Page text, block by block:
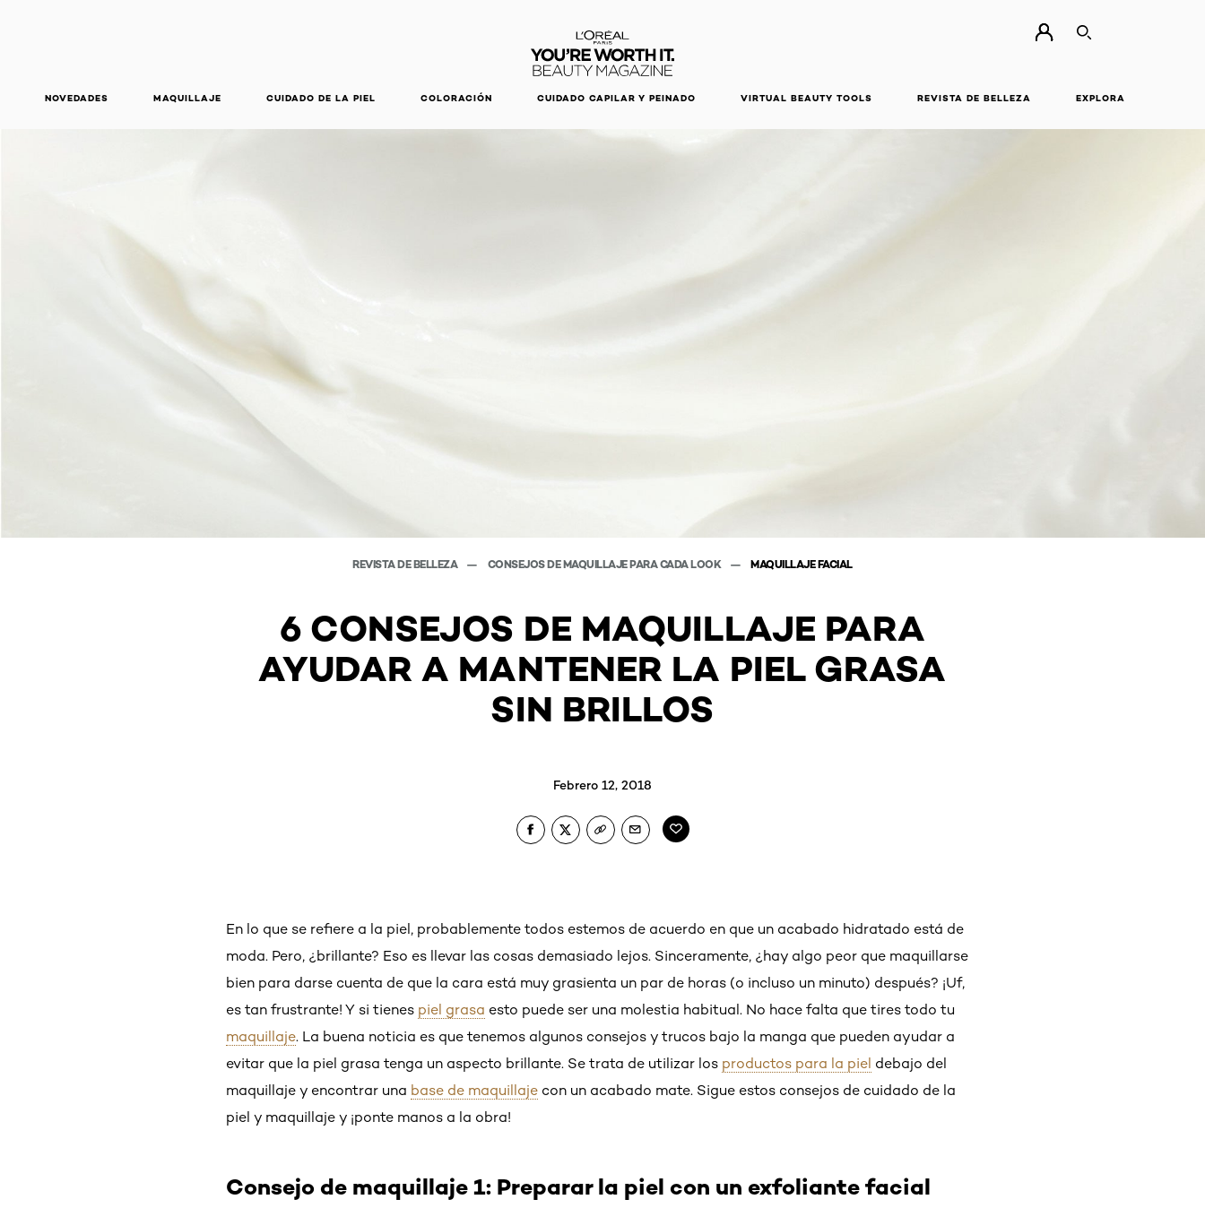
BUSCAR
NOVEDADES MAQUILLAJE CUIDADO DE LA PIEL COLORACIÓN CUIDADO CAPILAR Y PEINADO VIRTUAL BEAUTY TOOLS REVISTA DE BELLEZA EXPLORA
REVISTA DE BELLEZA CONSEJOS DE MAQUILLAJE PARA CADA LOOK MAQUILLAJE FACIAL
6 CONSEJOS DE MAQUILLAJE PARA
AYUDAR A MANTENER LA PIEL GRASA
SIN BRILLOS
Febrero 12, 2018
En lo que se refiere a la piel, probablemente todos estemos de acuerdo en que un acabado hidratado está de
moda. Pero, ¿brillante? Eso es llevar las cosas demasiado lejos. Sinceramente, ¿hay algo peor que maquillarse
bien para darse cuenta de que la cara está muy grasienta un par de horas (o incluso un minuto) después? ¡Uf,
es tan frustrante! Y si tienes piel grasa esto puede ser una molestia habitual. No hace falta que tires todo tu
maquillaje. La buena noticia es que tenemos algunos consejos y trucos bajo la manga que pueden ayudar a
evitar que la piel grasa tenga un aspecto brillante. Se trata de utilizar los productos para la piel debajo del
maquillaje y encontrar una base de maquillaje con un acabado mate. Sigue estos consejos de cuidado de la
piel y maquillaje y ¡ponte manos a la obra!
Consejo de maquillaje 1: Preparar la piel con un exfoliante facial